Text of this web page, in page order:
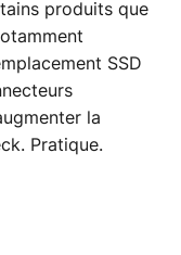
produits que
SSD
la
Pratique.